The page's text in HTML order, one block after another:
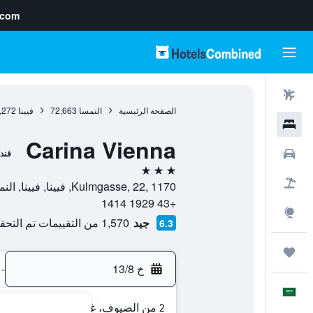
الصفحة الرئيسية النمسا 72,663 فيينا
Carina Vienna
3 نجوم
Kulmgasse, 22, 1170, فيينا, فيينا, النمسا
+43 1929 1414
6.3 جيد 1,570 من التقييمات تم التحقق منها
خ 13/8 -
2 من الضيوف، غرفة واحدة